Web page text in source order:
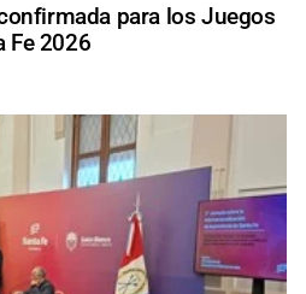
para los Juegos
Fe 2026